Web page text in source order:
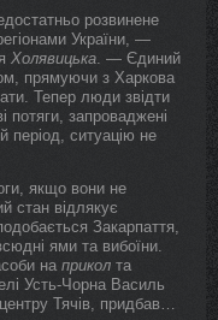
розвинене
України, —
Холявицька. — Єдиний
прямуючи з Харкова
Тепер люди звідти
запроваджені
період, ситуацію не
якщо вони не
стан відлякує
Закарпаття,
ями та вибоїни.
на прикол та
Усть-Чорна Василь
Тячів, придбав…